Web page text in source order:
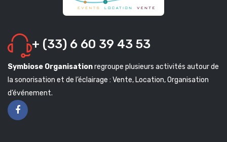
+ (33) 6 60 39 43 53
Symbiose Organisationregroupe plusieurs activités autour de
la sonorisation et de l’éclairage : Vente, Location, Organisation
d’événement.